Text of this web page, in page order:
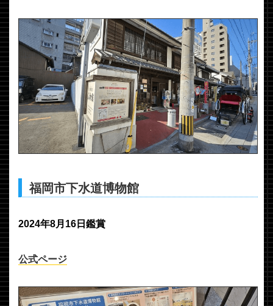
福岡市下水道博物館
2024年8月16日鑑賞
公式ページ